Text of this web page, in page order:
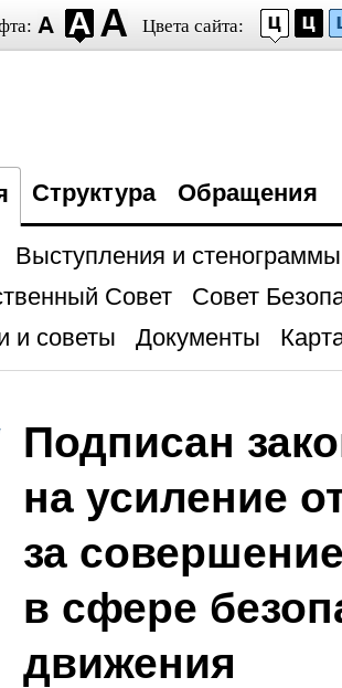
Цвета сайта:
Структура Обращения
Выступления и стенограммы
Совет
Совет
и советы
Документы
Подписан
на усиление
за
в сфере
движения